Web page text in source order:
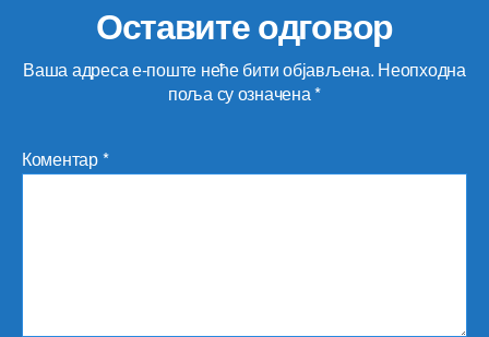
Оставите одговор
Ваша адреса е-поште неће бити објављена. Неопходна
поља су означена*
Коментар*